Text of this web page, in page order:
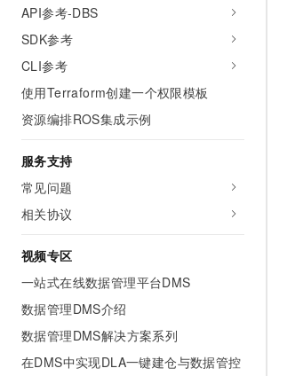
API参考-DBS
SDK参考
CLI参考
使用Terraform创建一个权限模板
资源编排ROS集成示例
服务支持
常见问题
相关协议
视频专区
一站式在线数据管理平台DMS
数据管理DMS介绍
数据管理DMS解决方案系列
在DMS中实现DLA一键建仓与数据管控